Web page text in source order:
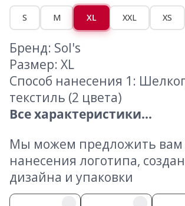
S M XL XXL XS
Бренд: Sol's
Размер: XL
Способ нанесения 1:
текстиль (2 цвета)
Все характеристики...
Мы можем предложить вам
нанесения логотипа,
дизайна и упаковки